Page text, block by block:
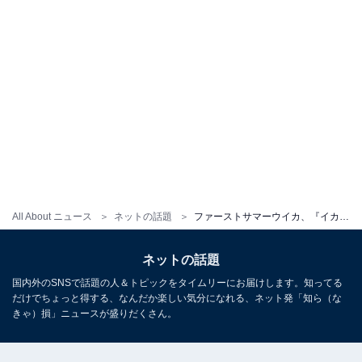
All About ニュース ネットの話題
ネットの話題
国内外のSNSで話題の人＆トピックをタイムリーにお届けします。知ってる
だけでちょっと得する、なんだか楽しい気分になれる、ネット発「知ら（な
きゃ）損」ニュースが盛りだくさん。